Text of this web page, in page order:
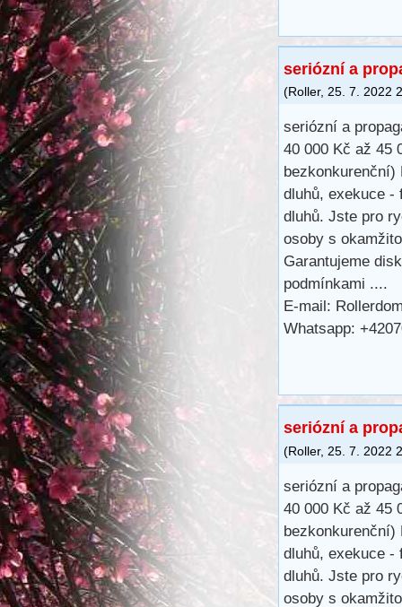
seriózní a
(Roller, 25. 7. 2022
seriózní a
40 000 Kč až 45
dluhů, exekuce -
dluhů. Jste pro
osoby s
Garantujeme
podmínkami ....
E-mail:
Whatsapp:
seriózní a
(Roller, 25. 7. 2022
seriózní a
40 000 Kč až 45
bezkonkurenční)
dluhů, exekuce -
dluhů. Jste pro
osoby s